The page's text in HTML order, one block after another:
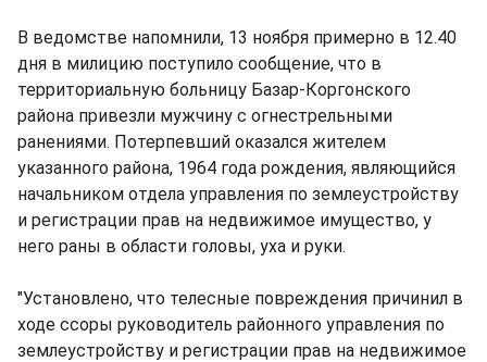
В ведомстве напомнили, 13 ноября примерно в 12.40
дня в милицию поступило сообщение, что в
территориальную больницу Базар-Коргонского
района привезли мужчину с огнестрельными
ранениями. Потерпевший оказался жителем
указанного района, 1964 года рождения, являющийся
начальником отдела управления по землеустройству
и регистрации прав на недвижимое имущество, у
него раны в области головы, уха и руки.
"Установлено, что телесные повреждения причинил в
ходе ссоры руководитель районного управления по
землеустройству и регистрации прав на недвижимое